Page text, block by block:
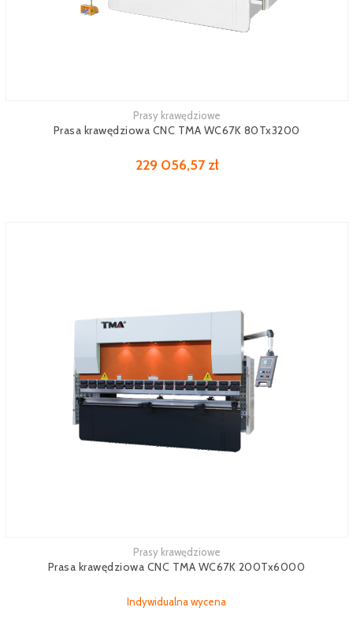
Prasy krawędziowe
Prasa krawędziowa CNC TMA WC67K 80Tx3200
229 056,57 zł
Prasy krawędziowe
Prasa krawędziowa CNC TMA WC67K 200Tx6000
Indywidualna wycena